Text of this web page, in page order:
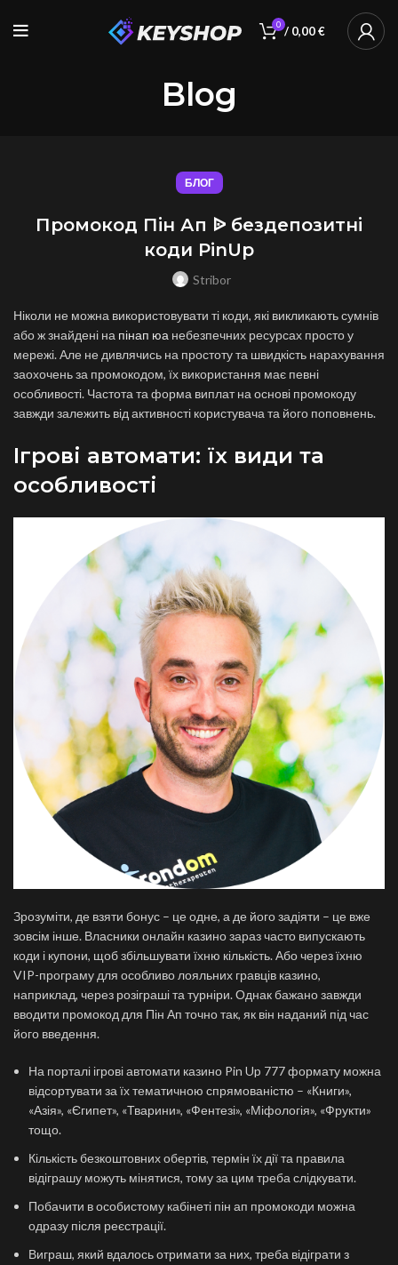
0 / 0,00€
Blog
БЛОГ
Промокод Пін Ап ᐉ бездепозитні
коди PinUp
Stribor
Ніколи не можна використовувати ті коди, які викликають сумнів
або ж знайдені на пінап юа небезпечних ресурсах просто у
мережі. Але не дивлячись на простоту та швидкість нарахування
заохочень за промокодом, їх використання має певні
особливості. Частота та форма виплат на основі промокоду
завжди залежить від активності користувача та його поповнень.
Ігрові автомати: їх види та
особливості
Зрозуміти, де взяти бонус – це одне, а де його задіяти – це вже
зовсім інше. Власники онлайн казино зараз часто випускають
коди і купони, щоб збільшувати їхню кількість. Або через їхню
VIP-програму для особливо лояльних гравців казино,
наприклад, через розіграші та турніри. Однак бажано завжди
вводити промокод для Пін Ап точно так, як він наданий під час
його введення.
На порталі ігрові автомати казино Pin Up 777 формату можна
відсортувати за їх тематичною спрямованістю – «Книги»,
«Азія», «Єгипет», «Тварини», «Фентезі», «Міфологія», «Фрукти»
тощо.
Кількість безкоштовних обертів, термін їх дії та правила
відіграшу можуть мінятися, тому за цим треба слідкувати.
Побачити в особистому кабінеті пін ап промокоди можна
одразу після реєстрації.
Виграш, який вдалось отримати за них, треба відіграти з